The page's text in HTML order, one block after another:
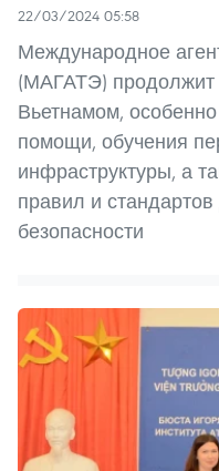
22/03/2024 05:58
Международное
(МАГАТЭ) продолжит
Вьетнамом,
помощи, обучения
инфраструктуры, а
правил и
безопасности